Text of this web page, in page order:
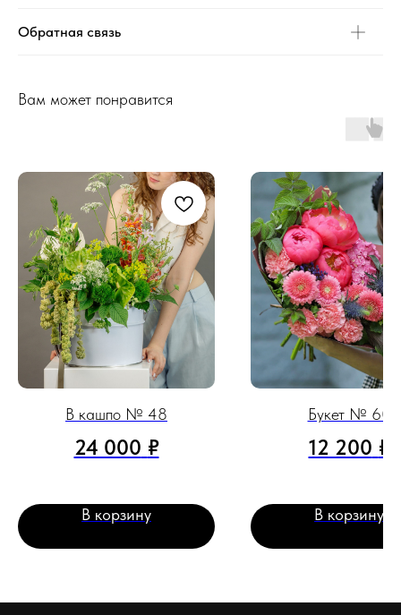
Обратная связь
Вам может понравится
В кашпо № 48
24 000 ₽
В корзину
Букет № 60
12 200 ₽
В корзину